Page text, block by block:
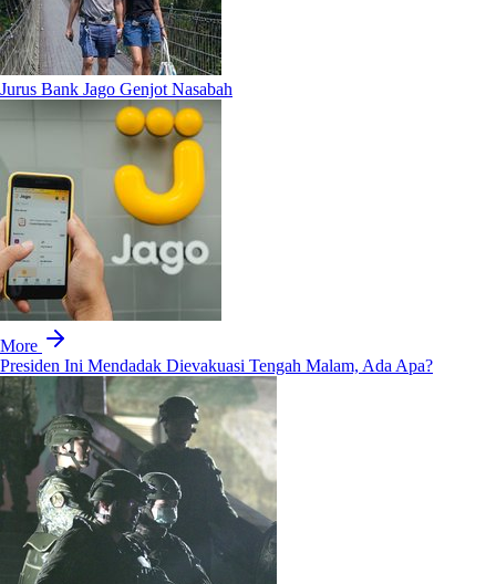
Jurus Bank Jago Genjot Nasabah
More
Presiden Ini Mendadak Dievakuasi Tengah Malam, Ada Apa?